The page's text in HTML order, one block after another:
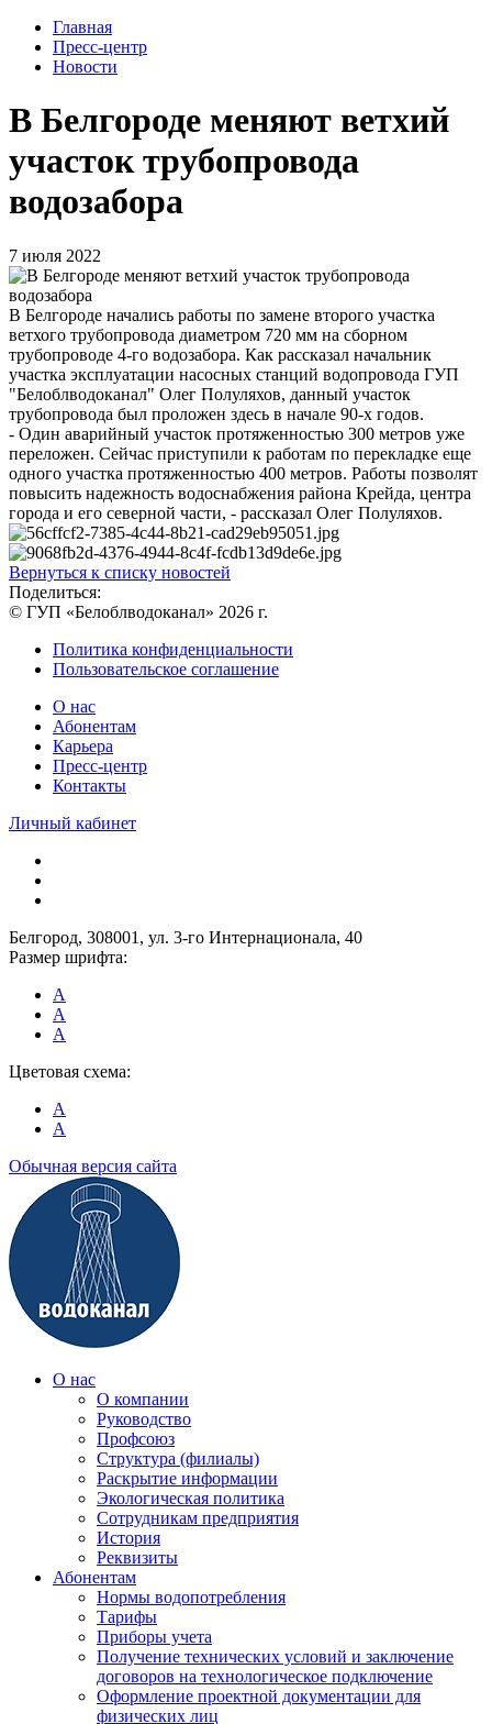
Главная
Пресс-центр
Новости
В Белгороде меняют ветхий
участок трубопровода
водозабора
7 июля 2022
В Белгороде начались работы по замене второго участка
ветхого трубопровода диаметром 720 мм на сборном
трубопроводе 4-го водозабора. Как рассказал начальник
участка эксплуатации насосных станций водопровода ГУП
"Белоблводоканал" Олег Полуляхов, данный участок
трубопровода был проложен здесь в начале 90-х годов.
- Один аварийный участок протяженностью 300 метров уже
переложен. Сейчас приступили к работам по перекладке еще
одного участка протяженностью 400 метров. Работы позволят
повысить надежность водоснабжения района Крейда, центра
города и его северной части, - рассказал Олег Полуляхов.
Вернуться к списку новостей
Поделиться:
© ГУП «Белоблводоканал» 2026 г.
Политика конфиденциальности
Пользовательское соглашение
О нас
Абонентам
Карьера
Пресс-центр
Контакты
Личный кабинет
Белгород, 308001, ул. 3-го Интернационала, 40
Размер шрифта:
A
A
A
Цветовая схема:
A
A
Обычная версия сайта
О нас
О компании
Руководство
Профсоюз
Структура (филиалы)
Раскрытие информации
Экологическая политика
Сотрудникам предприятия
История
Реквизиты
Абонентам
Нормы водопотребления
Тарифы
Приборы учета
Получение технических условий и заключение
договоров на технологическое подключение
Оформление проектной документации для
физических лиц